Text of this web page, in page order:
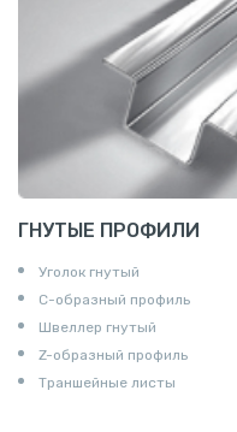
ГНУТЫЕ ПРОФИЛИ
Уголок гнутый
С-образный профиль
Швеллер гнутый
Z-образный профиль
Траншейные листы